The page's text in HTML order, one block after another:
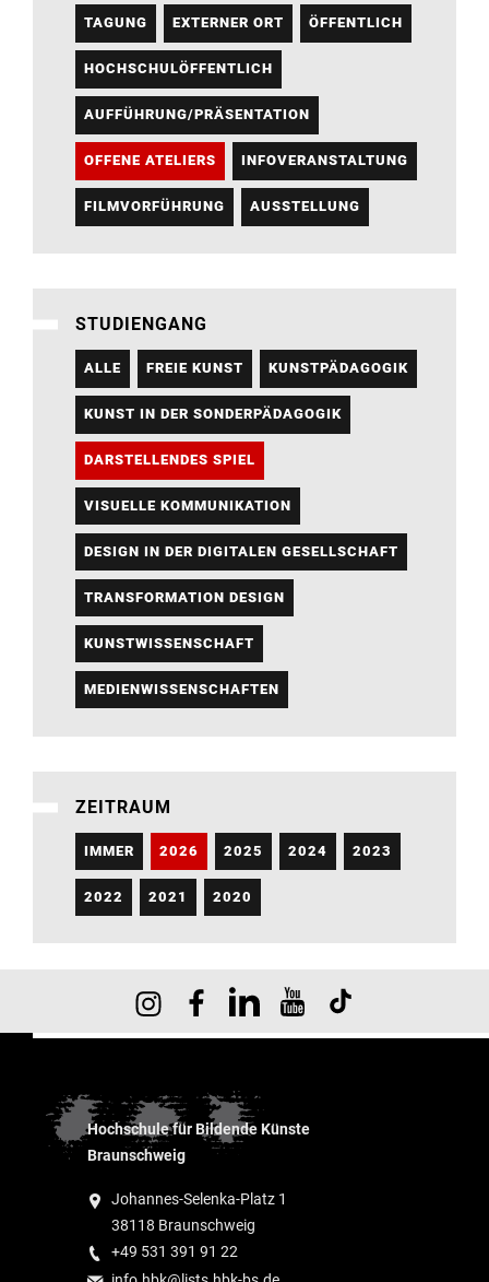
TAGUNG EXTERNER ORT ÖFFENTLICH
HOCHSCHULÖFFENTLICH
AUFFÜHRUNG/PRÄSENTATION
OFFENE ATELIERS INFOVERANSTALTUNG
FILMVORFÜHRUNG AUSSTELLUNG
STUDIENGANG
ALLE FREIE KUNST KUNSTPÄDAGOGIK
KUNST IN DER SONDERPÄDAGOGIK
DARSTELLENDES SPIEL
VISUELLE KOMMUNIKATION
DESIGN IN DER DIGITALEN GESELLSCHAFT
TRANSFORMATION DESIGN
KUNSTWISSENSCHAFT
MEDIENWISSENSCHAFTEN
ZEITRAUM
IMMER 2026 2025 2024 2023
2022 2021 2020
Hochschule für Bildende Künste
Braunschweig
Johannes-Selenka-Platz 1
38118 Braunschweig
+49 531 391 91 22